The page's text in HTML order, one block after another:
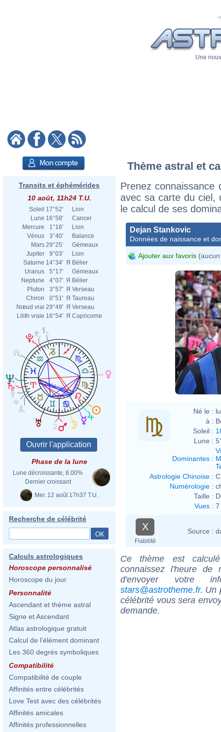
Une
Transits et éphémérides
10 août, 11h24 T.U.
Soleil 17°52'
Lion
Lune 16°58'
Cancer
Mercure
1°16'
Lion
Vénus
3°40'
Balance
Mars 29°25'
Gémeaux
Jupiter
9°03'
Lion
Saturne 14°34' Я Bélier
Uranus
5°17'
Gémeaux
Neptune
4°07' Я Bélier
Pluton
3°57' Я Verseau
Chiron
0°51' Я Taureau
Nœud vrai 29°49' Я Verseau
Lilith vraie 16°54' Я Capricorne
Phase de la lune
Lune décroissante, 8.00%
Dernier croissant
Mer. 12 août 17h37 T.U.
Recherche de célébrité
Calculs astrologiques
Horoscope personnalisé
Horoscope du jour
Personnalité
Ascendant et thème astral
Signe et Ascendant
Atlas astrologique gratuit
Calcul de l'élément dominant
Les 360 degrés symboliques
Compatibilité
Compatibilité de couple
Affinités entre célébrités
Love Test avec des célébrités
Affinités amicales
Affinités professionnelles
Thème astral et
Prenez connaissance
avec sa carte du ciel,
le calcul de ses
Dejan Stankovic
Données de naissance et
Ajouter aux favoris
Né le :
à :
Soleil :
Lune :
Dominantes :
Astrologie Chinoise :
Numérologie :
Taille :
Vues : 7
X
Fiabilité
Source :
Ce thème est
connaissez l'heure de
d'envoyer votre
stars@astrotheme.fr. Un
célébrité vous sera
demande.